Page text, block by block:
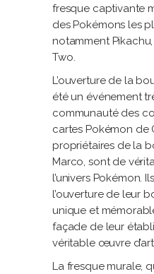
fresque captivante
des Pokémons les
notamment
Two.
L’ouverture de la
été un événement
communauté des
cartes Pokémon de
propriétaires de la
Marco, sont de
l’univers Pokémon.
l’ouverture de leur
unique et
façade de leur
véritable œuvre
La fresque murale,